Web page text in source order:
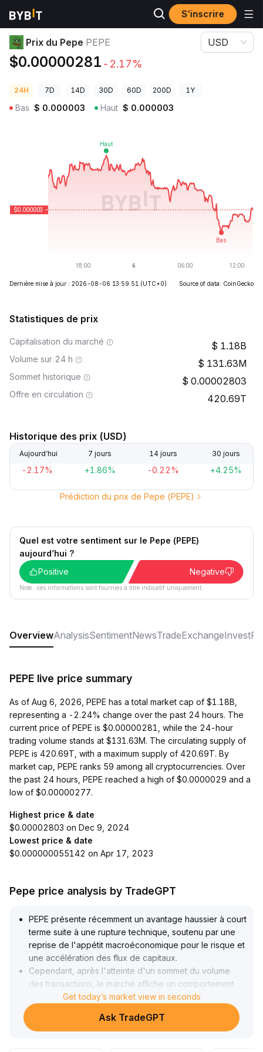
S’inscrire
Prix des cryptos
Prix du Pepe PEPE
$0.00000281 -2.17%
USD
24H 7D 14D 30D 60D 200D 1Y
Bas $ 0.000003 Haut $ 0.000003
Dernière mise à jour : 2026-08-06 13:59:51 (UTC+0) Source of data: CoinGecko
Statistiques de prix
Capitalisation du marché 1.18B
Volume sur 24 h 131.63M
Sommet historique 0.00002803
Offre en circulation 420.69T
Historique des prix (USD)
Aujourd’hui 7 jours 14 jours 30 jours
-2.17% +1.86% -0.22% +4.25%
Prédiction du prix de Pepe (PEPE)
Quel est votre sentiment sur le Pepe (PEPE)
aujourd’hui ?
Positive
Negative
Note : ces informations sont fournies à titre indicatif uniquement.
OverviewAnalysisSentimentNewsTradeExchangeInvest
PEPE live price summary
As of Aug 6, 2026, PEPE has a total market cap of $1.18B,
representing a -2.24% change over the past 24 hours. The
current price of PEPE is $0.00000281, while the 24-hour
trading volume stands at $131.63M. The circulating supply of
PEPE is 420.69T, with a maximum supply of 420.69T. By
market cap, PEPE ranks 59 among all cryptocurrencies. Over
the past 24 hours, PEPE reached a high of $0.0000029 and a
low of $0.00000277.
Highest price & date
$0.00002803 on Dec 9, 2024
Lowest price & date
$0.000000055142 on Apr 17, 2023
Pepe price analysis by TradeGPT
PEPE présente récemment un avantage haussier à court
terme suite à une rupture technique, soutenu par une
reprise de l'appétit macroéconomique pour le risque et
une accélération des flux de capitaux.
Cependant, après l'atteinte d'un sommet du volume
des transactions, le marché affiche un comportement
de prise de profits et de prudence
Il est prévu que le prix oscille dans la zone de 0
Get today’s market view in seconds
Ask TradeGPT